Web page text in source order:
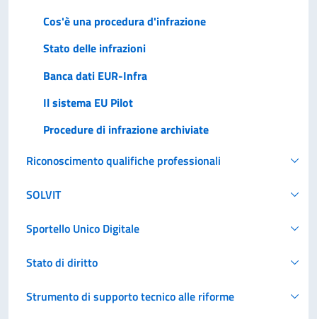
Cos'è una procedura d'infrazione
Stato delle infrazioni
Banca dati EUR-Infra
Il sistema EU Pilot
Procedure di infrazione archiviate
Riconoscimento qualifiche professionali
SOLVIT
Sportello Unico Digitale
Stato di diritto
Strumento di supporto tecnico alle riforme